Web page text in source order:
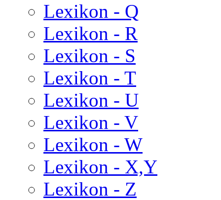
Lexikon - Q
Lexikon - R
Lexikon - S
Lexikon - T
Lexikon - U
Lexikon - V
Lexikon - W
Lexikon - X,Y
Lexikon - Z